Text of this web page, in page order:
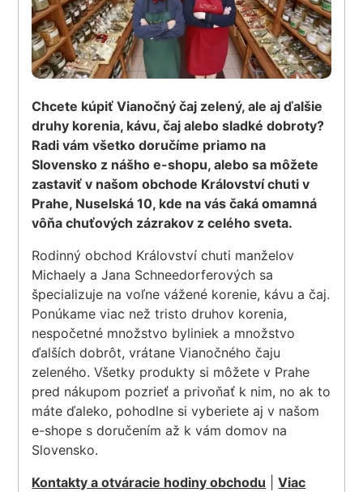
Chcete kúpiť Vianočný čaj zelený, ale aj ďalšie
druhy korenia, kávu, čaj alebo sladké dobroty?
Radi vám všetko doručíme priamo na
Slovensko z nášho e-shopu, alebo sa môžete
zastaviť v našom obchode Království chuti v
Prahe, Nuselská 10, kde na vás čaká omamná
vôňa chuťových zázrakov z celého sveta.
Rodinný obchod Království chuti manželov
Michaely a Jana Schneedorferových sa
špecializuje na voľne vážené korenie, kávu a čaj.
Ponúkame viac než tristo druhov korenia,
nespočetné množstvo byliniek a množstvo
ďalších dobrôt, vrátane Vianočného čaju
zeleného. Všetky produkty si môžete v Prahe
pred nákupom pozrieť a privoňať k nim, no ak to
máte ďaleko, pohodlne si vyberiete aj v našom
e-shope s doručením až k vám domov na
Slovensko.
Kontakty a otváracie hodiny obchodu |Viac